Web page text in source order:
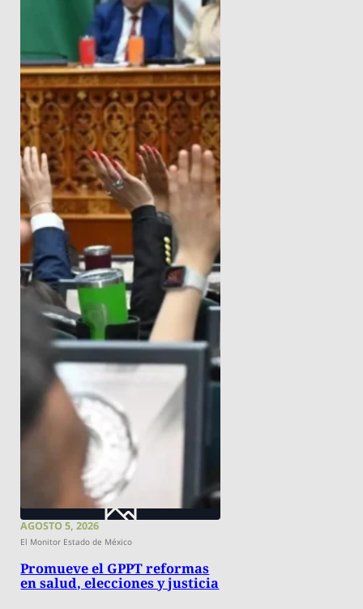
AGOSTO 5, 2026
El Monitor Estado de México
Promueve el GPPT reformas
en salud, elecciones y justicia